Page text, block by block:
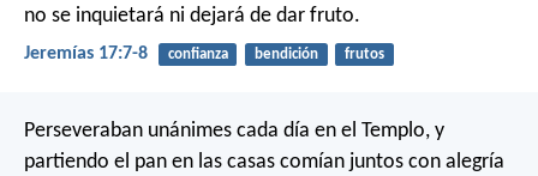
no se inquietará ni dejará de dar fruto.
Jeremías 17:7-8 confianza bendición frutos
Perseveraban unánimes cada día en el Templo, y
partiendo el pan en las casas comían juntos con alegría